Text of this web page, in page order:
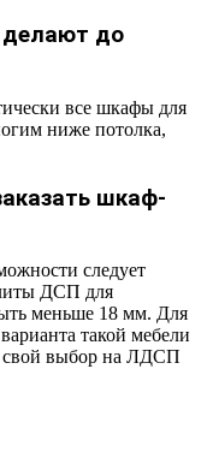
до
все шкафы для
ниже потолка,
шкаф-
следует
ДСП для
меньше 18 мм. Для
такой мебели
свой выбор на ЛДСП